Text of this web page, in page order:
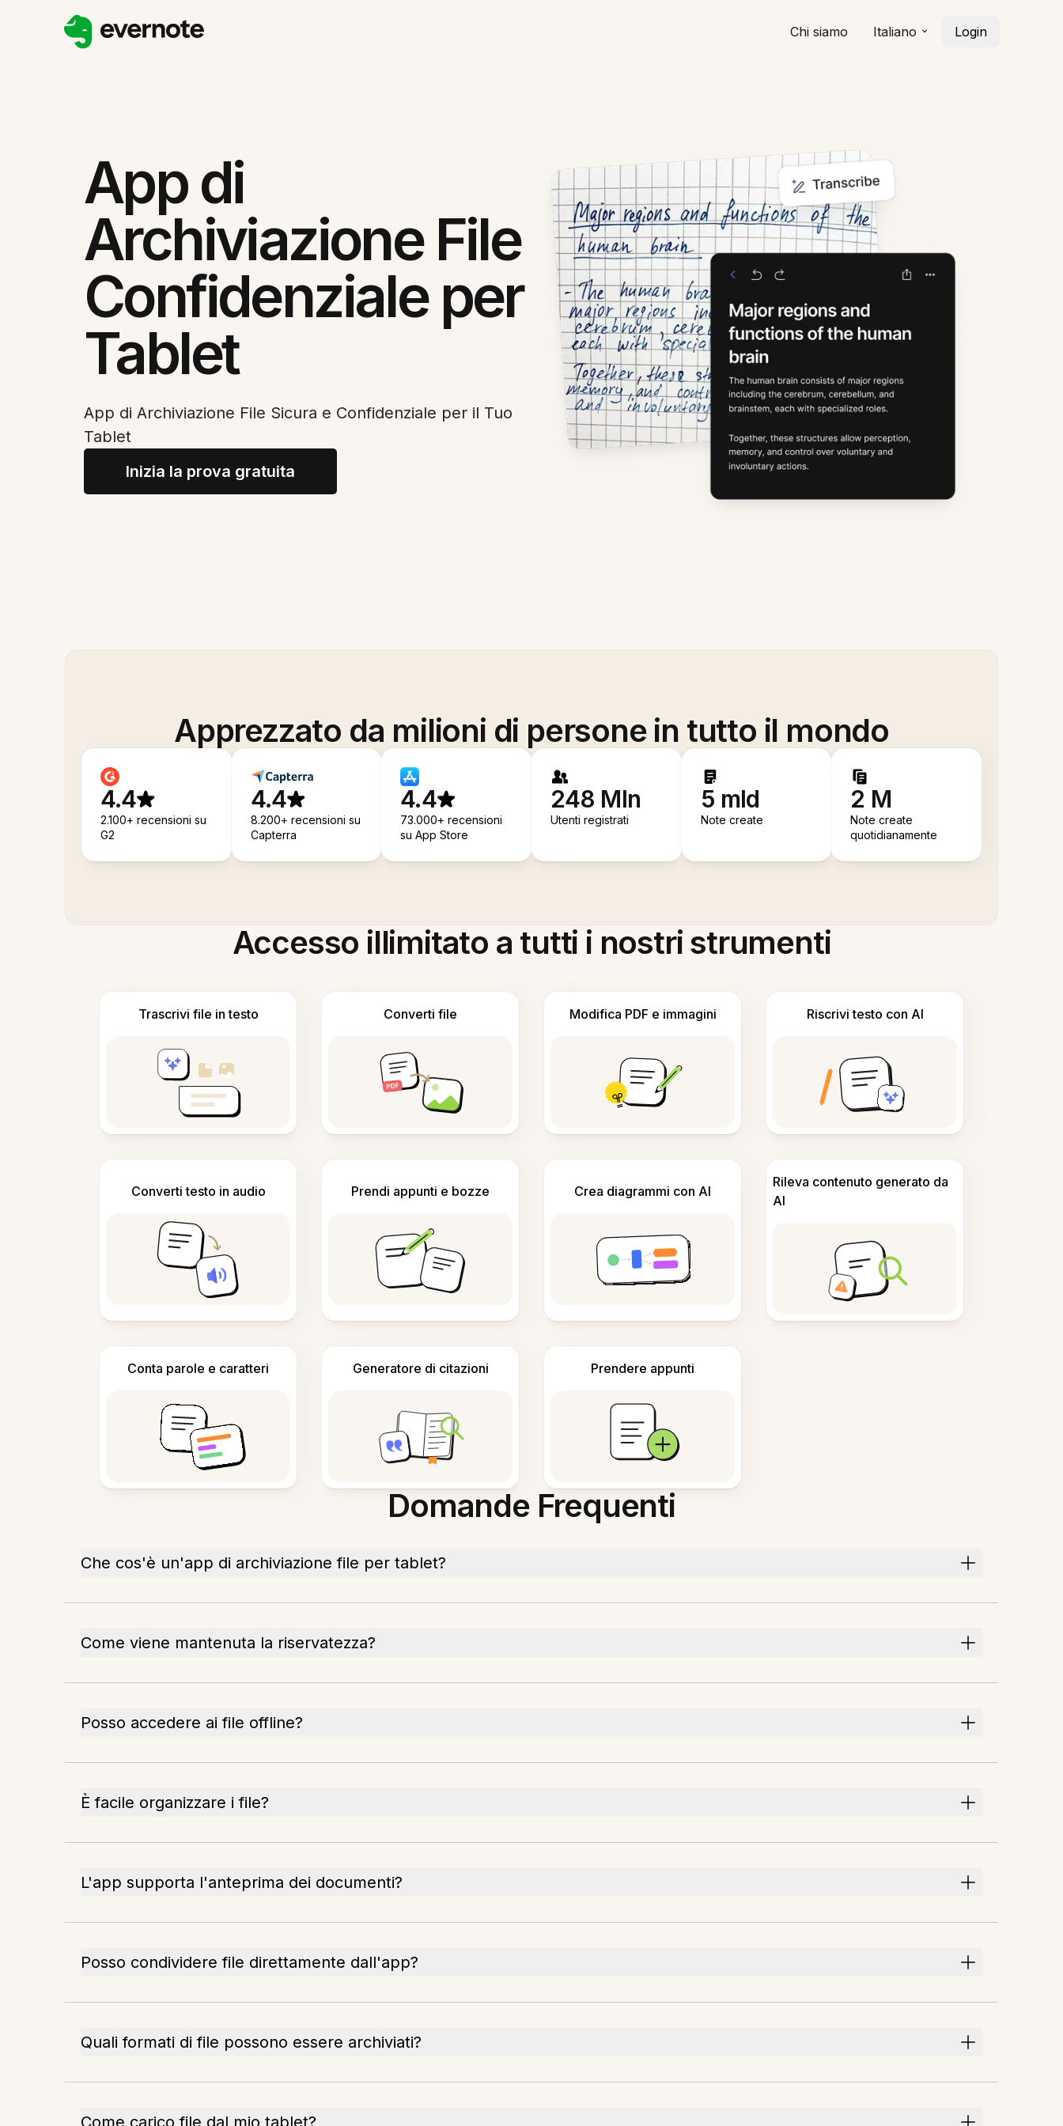
Chi siamo Italiano Login
App di
Archiviazione File
Confidenziale per
Tablet
App di Archiviazione File Sicura e Confidenziale per il Tuo
Tablet
Inizia la prova gratuita
Apprezzato da milioni di persone in tutto il mondo
4.4
2.100+ recensioni su
G2
4.4
8.200+ recensioni su
Capterra
4.4
73.000+ recensioni
su App Store
248 Mln
Utenti registrati
5 mld
Note create
2 M
Note create
quotidianamente
Accesso illimitato a tutti i nostri strumenti
Trascrivi file in testo Converti file Modifica PDF e immagini Riscrivi testo con AI
Converti testo in audio Prendi appunti e bozze Crea diagrammi con AI
Rileva contenuto generato da
AI
Conta parole e caratteri Generatore di citazioni Prendere appunti
Domande Frequenti
Che cos'è un'app di archiviazione file per tablet?
Come viene mantenuta la riservatezza?
Posso accedere ai file offline?
È facile organizzare i file?
L'app supporta l'anteprima dei documenti?
Posso condividere file direttamente dall'app?
Quali formati di file possono essere archiviati?
Come carico file dal mio tablet?